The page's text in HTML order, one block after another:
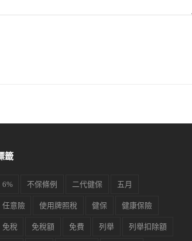
籤
6% 不保條例 二代健保 五月
任意險 使用牌照稅 健保 健康保險
免稅 免稅額 免費 列舉 列舉扣除額